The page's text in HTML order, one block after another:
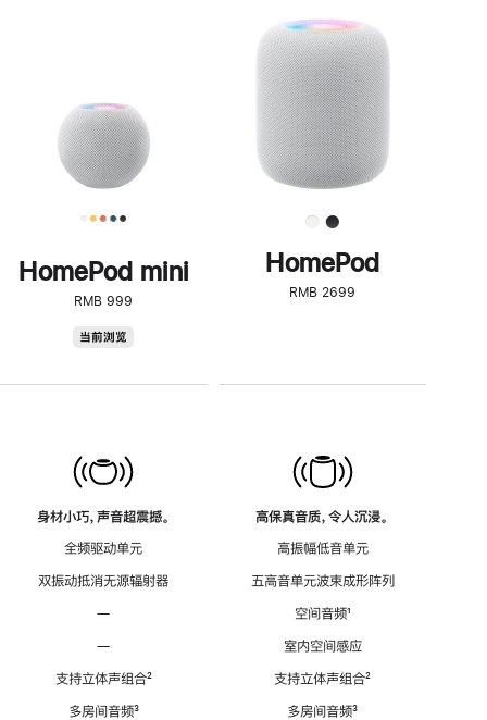
HomePod mini
RMB 999
当前浏览
身材小巧，声音超震撼。
全频驱动单元
双振动抵消无源辐射器
—
—
支持立体声组合脚
²
多房间音频脚
³
步
了
解
HomePod<
HomePod
RMB 2699
高保真音质，令人沉浸。
高振幅低音单元
五高音单元波束成形阵列
空间音频脚
¹
室内空间感应
支持立体声组合脚
²
多房间音频脚
³